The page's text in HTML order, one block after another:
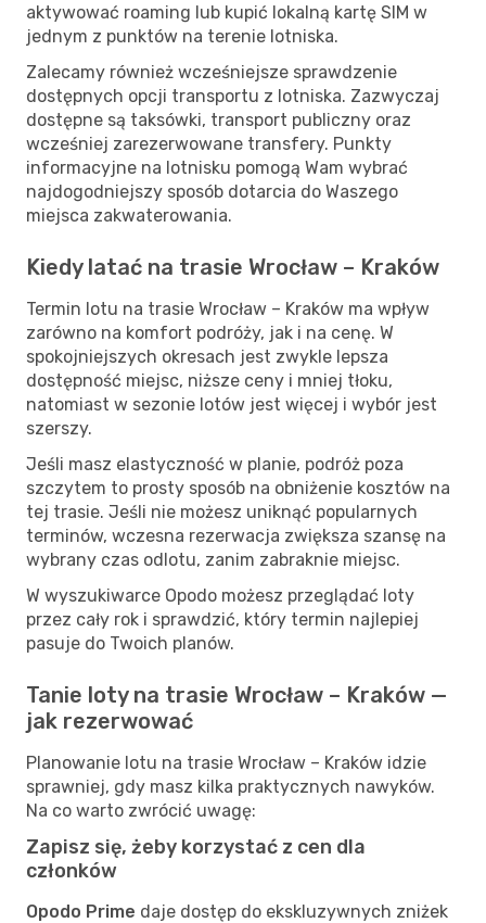
aktywować roaming lub kupić lokalną kartę SIM w
jednym z punktów na terenie lotniska.
Zalecamy również wcześniejsze sprawdzenie
dostępnych opcji transportu z lotniska. Zazwyczaj
dostępne są taksówki, transport publiczny oraz
wcześniej zarezerwowane transfery. Punkty
informacyjne na lotnisku pomogą Wam wybrać
najdogodniejszy sposób dotarcia do Waszego
miejsca zakwaterowania.
Kiedy latać na trasie Wrocław – Kraków
Termin lotu na trasie Wrocław – Kraków ma wpływ
zarówno na komfort podróży, jak i na cenę. W
spokojniejszych okresach jest zwykle lepsza
dostępność miejsc, niższe ceny i mniej tłoku,
natomiast w sezonie lotów jest więcej i wybór jest
szerszy.
Jeśli masz elastyczność w planie, podróż poza
szczytem to prosty sposób na obniżenie kosztów na
tej trasie. Jeśli nie możesz uniknąć popularnych
terminów, wczesna rezerwacja zwiększa szansę na
wybrany czas odlotu, zanim zabraknie miejsc.
W wyszukiwarce Opodo możesz przeglądać loty
przez cały rok i sprawdzić, który termin najlepiej
pasuje do Twoich planów.
Tanie loty na trasie Wrocław – Kraków —
jak rezerwować
Planowanie lotu na trasie Wrocław – Kraków idzie
sprawniej, gdy masz kilka praktycznych nawyków.
Na co warto zwrócić uwagę:
Zapisz się, żeby korzystać z cen dla
członków
Opodo Prime daje dostęp do ekskluzywnych zniżek